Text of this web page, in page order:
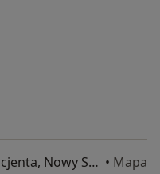
wizyta domowa w domu pacjenta, Nowy Sącz • Mapa